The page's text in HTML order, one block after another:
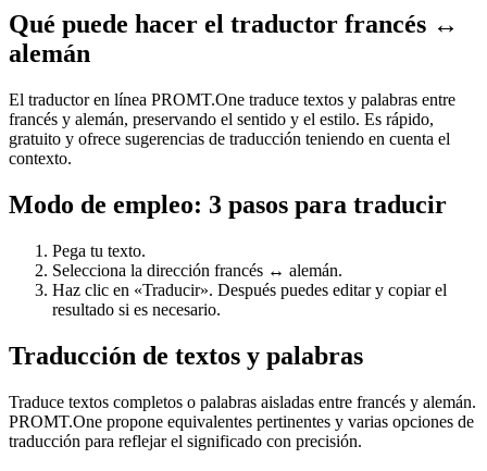
Qué puede hacer el traductor francés ↔
alemán
El traductor en línea PROMT.One traduce textos y palabras entre
francés y alemán, preservando el sentido y el estilo. Es rápido,
gratuito y ofrece sugerencias de traducción teniendo en cuenta el
contexto.
Modo de empleo: 3 pasos para traducir
Pega tu texto.
Selecciona la dirección francés ↔ alemán.
Haz clic en «Traducir». Después puedes editar y copiar el
resultado si es necesario.
Traducción de textos y palabras
Traduce textos completos o palabras aisladas entre francés y alemán.
PROMT.One propone equivalentes pertinentes y varias opciones de
traducción para reflejar el significado con precisión.